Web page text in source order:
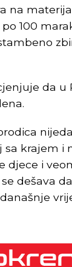
na
100
da u
sa krajem i
djece i
dešava